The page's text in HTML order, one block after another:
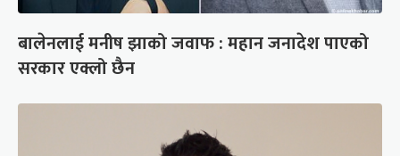
बालेनलाई मनीष झाको जवाफ : महान जनादेश पाएको
सरकार एक्लो छैन